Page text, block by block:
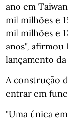
ano em
mil milhões e
mil milhões e
anos", afirmou
lançamento da
A construção
entrar em
"Uma única